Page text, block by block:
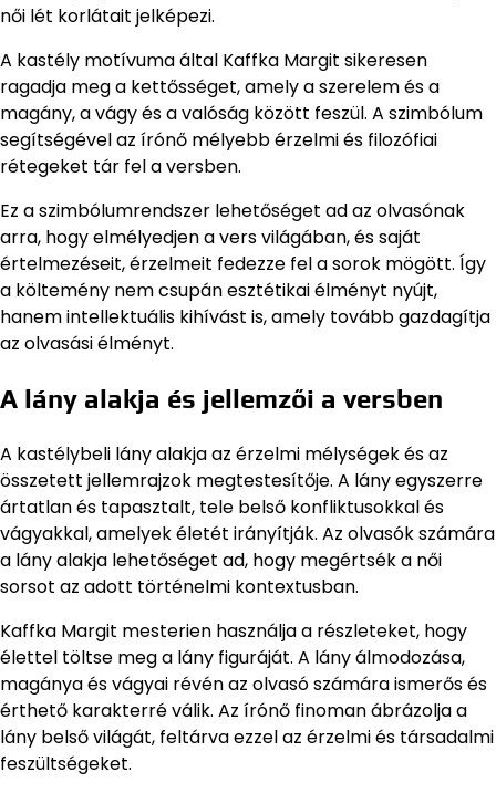
női lét korlátait jelképezi.
A kastély motívuma által Kaffka Margit sikeresen
ragadja meg a kettősséget, amely a szerelem és a
magány, a vágy és a valóság között feszül. A szimbólum
segítségével az írónő mélyebb érzelmi és filozófiai
rétegeket tár fel a versben.
Ez a szimbólumrendszer lehetőséget ad az olvasónak
arra, hogy elmélyedjen a vers világában, és saját
értelmezéseit, érzelmeit fedezze fel a sorok mögött. Így
a költemény nem csupán esztétikai élményt nyújt,
hanem intellektuális kihívást is, amely tovább gazdagítja
az olvasási élményt.
A lány alakja és jellemzői a versben
A kastélybeli lány alakja az érzelmi mélységek és az
összetett jellemrajzok megtestesítője. A lány egyszerre
ártatlan és tapasztalt, tele belső konfliktusokkal és
vágyakkal, amelyek életét irányítják. Az olvasók számára
a lány alakja lehetőséget ad, hogy megértsék a női
sorsot az adott történelmi kontextusban.
Kaffka Margit mesterien használja a részleteket, hogy
élettel töltse meg a lány figuráját. A lány álmodozása,
magánya és vágyai révén az olvasó számára ismerős és
érthető karakterré válik. Az írónő finoman ábrázolja a
lány belső világát, feltárva ezzel az érzelmi és társadalmi
feszültségeket.